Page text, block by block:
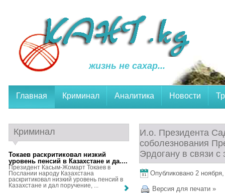
жизнь не сахар...
Главная Криминал Аналитика Новости
И.о. Президента
соболезнования
Эрдогану в связи
Опубликовано 2 ноября,
Версия для печати »
Криминал
Токаев раскритиковал низкий
уровень пенсий в Казахстане и да....
Президент Касым-Жомарт Токаев в
Послании народу Казахстана
раскритиковал низкий уровень пенсий в
Казахстане и дал поручение, ...